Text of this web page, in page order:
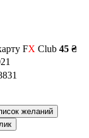
FX Club 45 ₴
желаний